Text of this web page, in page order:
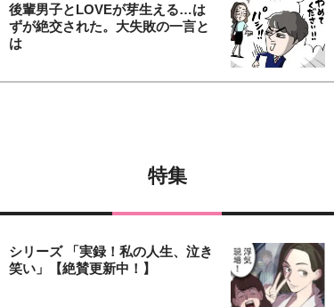
後輩男子とLOVEが芽生える…は
ずが絶交された。大失敗の一言と
は
特集
シリーズ 「実録！私の人生、泣き
笑い」【絶賛更新中！】